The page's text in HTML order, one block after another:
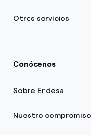
Otros servicios
Conócenos
Sobre Endesa
Nuestro compromiso